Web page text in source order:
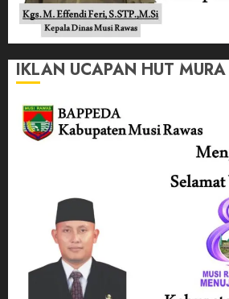
IKLAN UCAPAN HUT